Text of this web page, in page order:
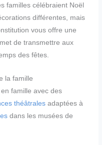
familles célébraient Noël
différentes, mais
vous offre une
de transmettre aux
des fêtes.
la famille
famille avec des
théâtrales adaptées à
dans les musées de